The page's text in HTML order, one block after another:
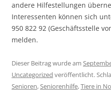
andere Hilfestellungen
Interessenten können sich
950 822 92 (Geschäftsstelle
melden.
Dieser Beitrag wurde am
Uncategorized veröffentlicht.
Senioren,Seniorenhilfe,Tiere in